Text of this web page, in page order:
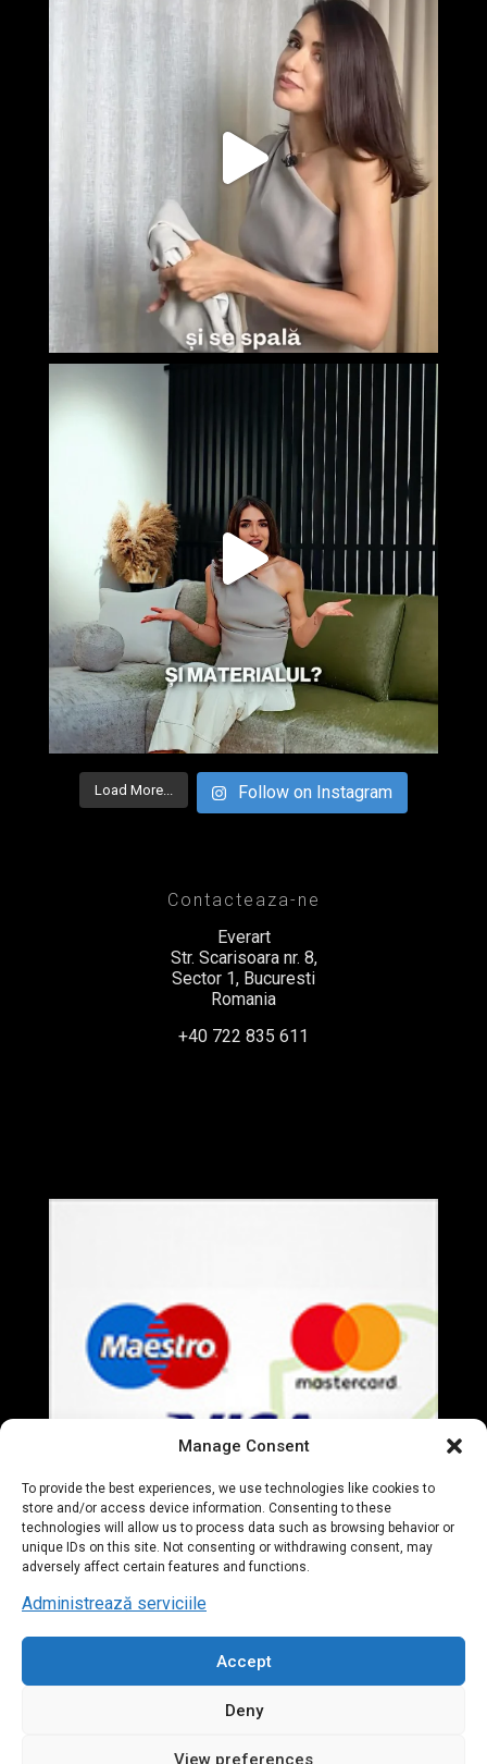
Manage Consent
To provide the best experiences, we use technologies like cookies to
store and/or access device information. Consenting to these
technologies will allow us to process data such as browsing behavior or
unique IDs on this site. Not consenting or withdrawing consent, may
adversely affect certain features and functions.
Administrează serviciile
Accept
Deny
View preferences
Load More... Follow on Instagram
Contacteaza-ne
Everart
Str. Scarisoara nr. 8,
Sector 1, Bucuresti
Romania
+40 722 835 611
© 2020 Everart Mobila. All Rights Reserved. designed by
Tudor Deleanu